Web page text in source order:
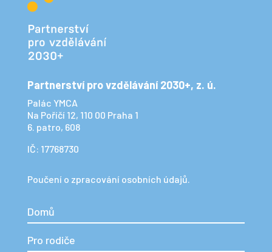
Partnerství pro vzdělávání 2030+, z. ú.
Palác YMCA
Na Poříčí 12, 110 00 Praha 1
6. patro, 608
IČ: 17768730
Poučení o zpracování osobních údajů.
Domů
Pro rodiče